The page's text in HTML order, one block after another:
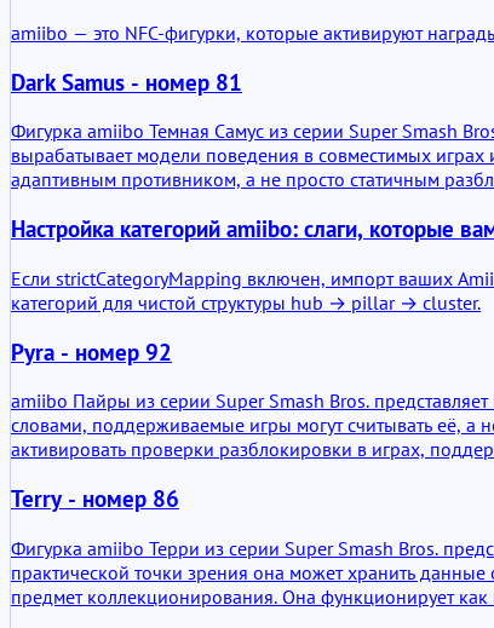
amiibo — это NFC-фигурки, которые активируют
Dark Samus - номер 81
Фигурка amiibo Темная Самус из серии Super Smash
вырабатывает модели поведения в совместимых играх
адаптивным противником, а не просто статичным
Настройка категорий amiibo: слаги, которые
Если strictCategoryMapping включен, импорт ваших
категорий для чистой структуры hub → pillar → cluster.
Pyra - номер 92
amiibo Пайры из серии Super Smash Bros.
словами, поддерживаемые игры могут считывать её, а
активировать проверки разблокировки в играх,
Terry - номер 86
Фигурка amiibo Терри из серии Super Smash Bros.
практической точки зрения она может хранить
предмет коллекционирования. Она функционирует